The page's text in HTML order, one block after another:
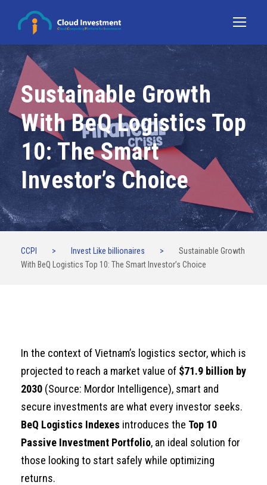
Sustainable Growth
With BeQ Logistics Top
10: The Smart
Investor’s Choice
CCPI > Invest Like billionaires >
Sustainable Growth
With BeQ Logistics Top 10: The Smart Investor’s Choice
In the context of Vietnam’s logistics sector, which is
projected to reach a market value of $71.9 billion by
2030 (Source: Mordor Intelligence), smart and
secure investments are what every investor seeks.
BeQ Logistics Indexes introduces the Top 10
Passive Investment Portfolio, an ideal solution for
those looking to start safely while optimizing
returns.